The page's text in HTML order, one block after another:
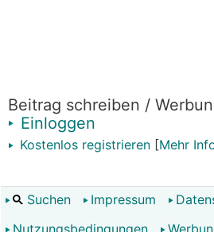
Beitrag schreiben /
Einloggen
Kostenlos registrieren [Mehr
Suchen Impressum
Nutzungsbedingungen